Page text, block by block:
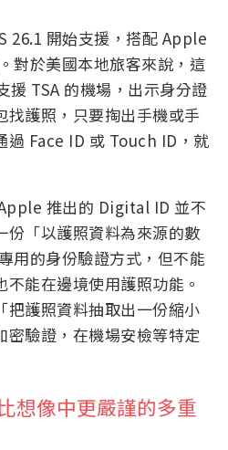
26.1 開始支援，搭配 Apple
對於美國本地旅客來說，這
援 TSA 的機場，出示身分證
找護照，只要掏出手機或手
過 Face ID 或 Touch ID，就
推出的 Digital ID 並不
份「以護照資料為來源的數
用的身份驗證方式，但不能
能在邊境使用護照功能。
把護照資料抽取出一份縮小
驗證，在機場安檢等特定
想像中更嚴謹的多重